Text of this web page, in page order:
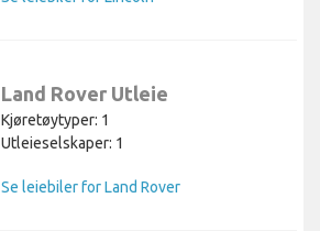
Land Rover Utleie
Kjøretøytyper: 1
Utleieselskaper: 1
Se leiebiler for Land Rover